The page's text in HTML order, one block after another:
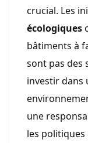
crucial. Les
écologiques
bâtiments à
sont pas des
investir dans
une
les